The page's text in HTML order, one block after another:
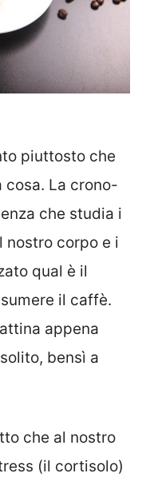
piuttosto che
cosa. La crono-
che studia i
corpo e i
qual è il
il caffè.
appena
bensì a
che al nostro
(il cortisolo)